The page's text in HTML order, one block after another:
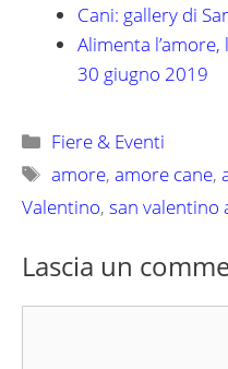
Cani: gallery di
Alimenta
30 giugno 2019
Categorie
Fiere & Eventi
Tag
amore,amore cane,
Valentino, san valentino
Lascia un